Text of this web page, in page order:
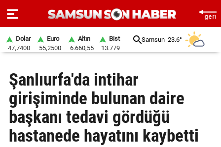
SAYFA
SAMSUN
HABER
SAMSUNSPOR
Dolar
47,7400
Euro
55,2500
Altın
6.660,55
Bist
13.779
Samsun 23.6°
Şanlıurfa'da intihar
girişiminde bulunan daire
başkanı tedavi gördüğü
hastanede hayatını kaybetti